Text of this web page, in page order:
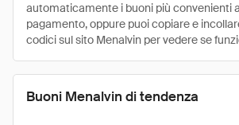
automaticamente i buoni più convenienti
pagamento, oppure puoi copiare e
codici sul sito Menalvin per vedere se
Buoni Menalvin di tendenza